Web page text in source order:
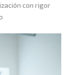
con rigor